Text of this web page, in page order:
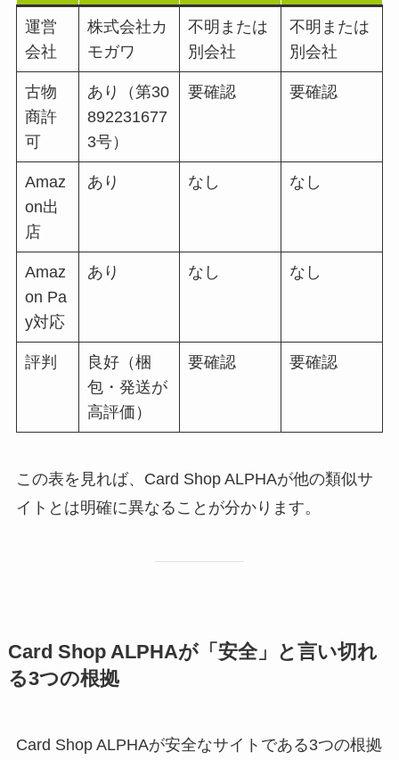
運営
会社
株式会社カ
モガワ
不明または
別会社
不明または
別会社
古物
商許
可
あり（第30
892231677
3号）
要確認 要確認
Amaz
on出
店
あり なし なし
Amaz
on Pa
y対応
あり なし なし
評判
良好（梱
包・発送が
高評価）
要確認 要確認
この表を見れば、Card Shop ALPHAが他の類似サ
イトとは明確に異なることが分かります。
Card Shop ALPHAが「安全」と言い切れ
る3つの根拠
Card Shop ALPHAが安全なサイトである3つの根拠